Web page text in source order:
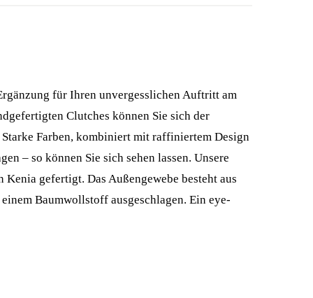
für Ihren unvergesslichen Auftritt am
Clutches können Sie sich der
Farben, kombiniert mit raffiniertem Design
– so können Sie sich sehen lassen. Unsere
gefertigt. Das Außengewebe besteht aus
Baumwollstoff ausgeschlagen. Ein eye-